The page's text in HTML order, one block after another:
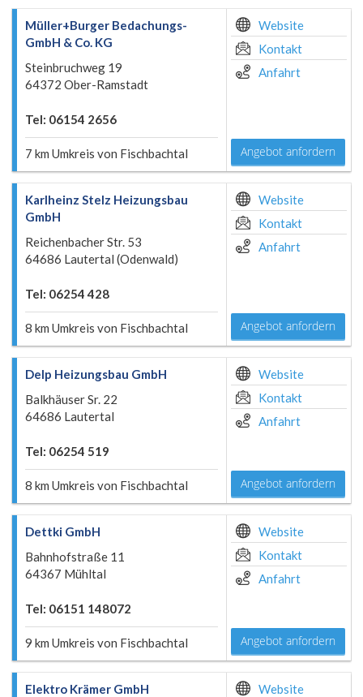
Müller+Burger Bedachungs-
GmbH & Co. KG
Steinbruchweg 19
64372 Ober-Ramstadt
Tel: 06154 2656
7 km Umkreis von Fischbachtal
Website
Kontakt
Anfahrt
Angebot anfordern
Karlheinz Stelz Heizungsbau
GmbH
Reichenbacher Str. 53
64686 Lautertal (Odenwald)
Tel: 06254 428
8 km Umkreis von Fischbachtal
Website
Kontakt
Anfahrt
Angebot anfordern
Delp Heizungsbau GmbH
Balkhäuser Sr. 22
64686 Lautertal
Tel: 06254 519
8 km Umkreis von Fischbachtal
Website
Kontakt
Anfahrt
Angebot anfordern
Dettki GmbH
Bahnhofstraße 11
64367 Mühltal
Tel: 06151 148072
9 km Umkreis von Fischbachtal
Website
Kontakt
Anfahrt
Angebot anfordern
Elektro Krämer GmbH
Website